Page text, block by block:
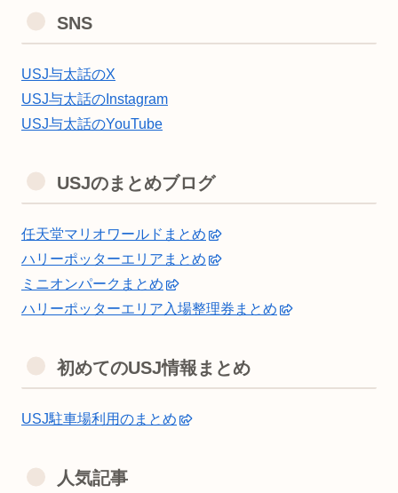
SNS
USJ与太話のX
USJ与太話のInstagram
USJ与太話のYouTube
USJのまとめブログ
任天堂マリオワールドまとめ
ハリーポッターエリアまとめ
ミニオンパークまとめ
ハリーポッターエリア入場整理券まとめ
初めてのUSJ情報まとめ
USJ駐車場利用のまとめ
人気記事